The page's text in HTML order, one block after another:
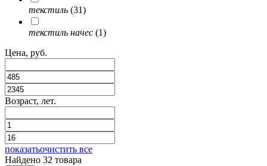
текстиль (31)
текстиль начес (1)
Цена, руб.
Возраст, лет.
показатьочистить все
Найдено 32 товара